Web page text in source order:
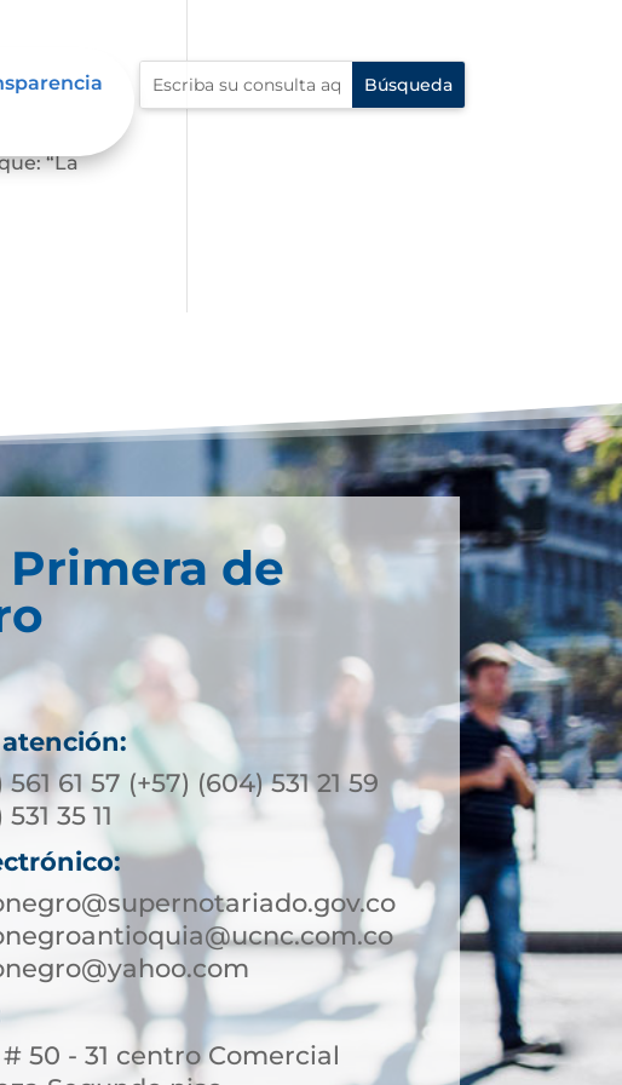
el cual
“La
de
61 57 (+57) (604) 531 21 59
35 11
# 50 - 31 centro Comercial